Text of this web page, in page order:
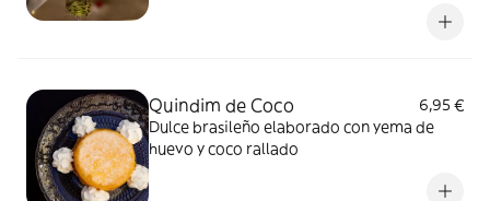
Quindim de Coco
6,95 €
Dulce brasileño elaborado con yema de
huevo y coco rallado